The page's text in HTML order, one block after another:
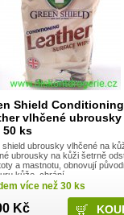
Shield Conditioning
vlhčené ubrousky
50 ks
shield ubrousky vlhčené na
ubrousky na kůži šetrně
a mastnotu, obnovují
kůže, chrání
více než 30 ks
Kč